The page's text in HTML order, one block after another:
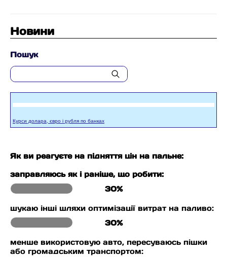
Новини
Пошук
Курси долара, євро і рубля по банках
Як ви реагуєте на підняття цін на пальне:
заправляюсь як і раніше, що робити:
30%
шукаю інші шляхи оптимізації витрат на паливо:
30%
менше використовую авто, пересуваюсь пішки
або громадським транспортом: